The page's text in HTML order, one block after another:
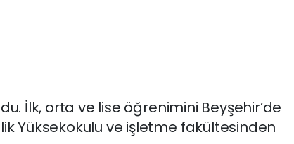
İlk, orta ve lise öğrenimini Beyşehir’de
Yüksekokulu ve işletme fakültesinden